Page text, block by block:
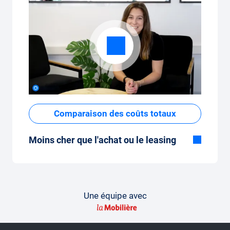
Comparaison des coûts totaux
Moins cher que l'achat ou le leasing
par rapport au leasing ou à l'achat d'une
Comment faire une comparaison
Une équipe avec